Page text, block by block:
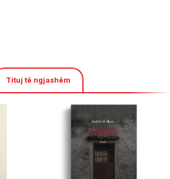
Tituj të ngjashëm